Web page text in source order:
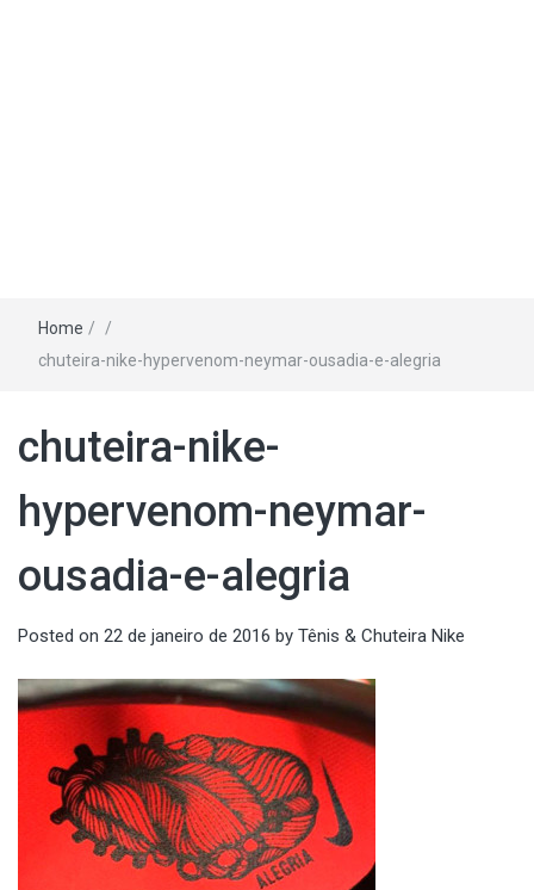
Home /
/
chuteira-nike-hypervenom-neymar-ousadia-e-alegria
chuteira-nike-
hypervenom-neymar-
ousadia-e-alegria
Posted on 22 de janeiro de 2016 by Tênis & Chuteira Nike